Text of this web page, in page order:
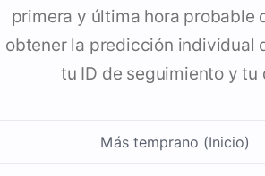
primera y última hora probable
obtener la predicción individual
tu ID de seguimiento y tu
Más temprano (Inicio)